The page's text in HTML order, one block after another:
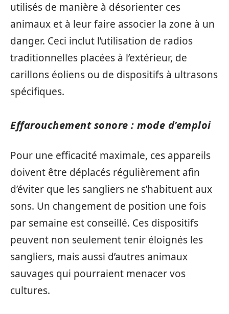
utilisés de manière à désorienter ces
animaux et à leur faire associer la zone à un
danger. Ceci inclut l’utilisation de radios
traditionnelles placées à l’extérieur, de
carillons éoliens ou de dispositifs à ultrasons
spécifiques.
Effarouchement sonore : mode d’emploi
Pour une efficacité maximale, ces appareils
doivent être déplacés régulièrement afin
d’éviter que les sangliers ne s’habituent aux
sons. Un changement de position une fois
par semaine est conseillé. Ces dispositifs
peuvent non seulement tenir éloignés les
sangliers, mais aussi d’autres animaux
sauvages qui pourraient menacer vos
cultures.